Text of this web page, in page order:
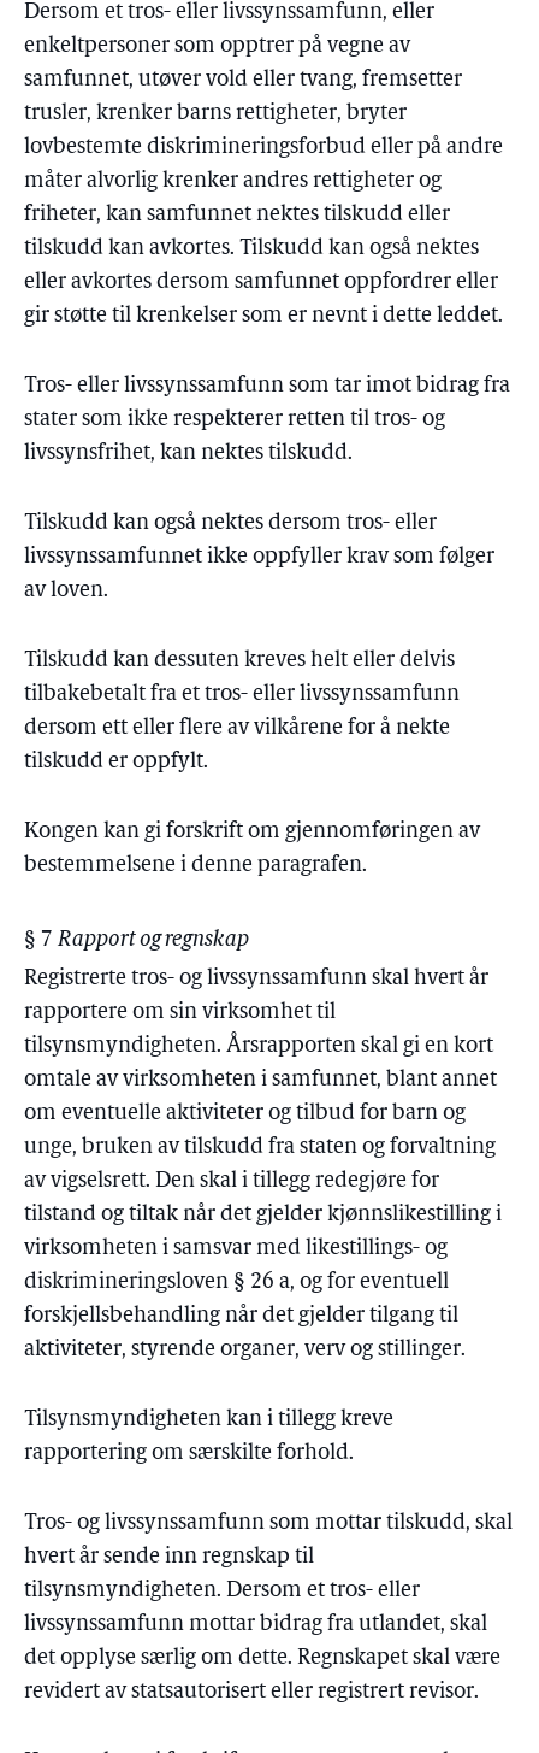
Dersom et tros- eller livssynssamfunn, eller
enkeltpersoner som opptrer på vegne av
samfunnet, utøver vold eller tvang, fremsetter
trusler, krenker barns rettigheter, bryter
lovbestemte diskrimineringsforbud eller på andre
måter alvorlig krenker andres rettigheter og
friheter, kan samfunnet nektes tilskudd eller
tilskudd kan avkortes. Tilskudd kan også nektes
eller avkortes dersom samfunnet oppfordrer eller
gir støtte til krenkelser som er nevnt i dette leddet.
Tros- eller livssynssamfunn som tar imot bidrag fra
stater som ikke respekterer retten til tros- og
livssynsfrihet, kan nektes tilskudd.
Tilskudd kan også nektes dersom tros- eller
livssynssamfunnet ikke oppfyller krav som følger
av loven.
Tilskudd kan dessuten kreves helt eller delvis
tilbakebetalt fra et tros- eller livssynssamfunn
dersom ett eller flere av vilkårene for å nekte
tilskudd er oppfylt.
Kongen kan gi forskrift om gjennomføringen av
bestemmelsene i denne paragrafen.
§ 7 Rapport og regnskap
Registrerte tros- og livssynssamfunn skal hvert år
rapportere om sin virksomhet til
tilsynsmyndigheten. Årsrapporten skal gi en kort
omtale av virksomheten i samfunnet, blant annet
om eventuelle aktiviteter og tilbud for barn og
unge, bruken av tilskudd fra staten og forvaltning
av vigselsrett. Den skal i tillegg redegjøre for
tilstand og tiltak når det gjelder kjønnslikestilling i
virksomheten i samsvar med likestillings- og
diskrimineringsloven § 26 a, og for eventuell
forskjellsbehandling når det gjelder tilgang til
aktiviteter, styrende organer, verv og stillinger.
Tilsynsmyndigheten kan i tillegg kreve
rapportering om særskilte forhold.
Tros- og livssynssamfunn som mottar tilskudd, skal
hvert år sende inn regnskap til
tilsynsmyndigheten. Dersom et tros- eller
livssynssamfunn mottar bidrag fra utlandet, skal
det opplyse særlig om dette. Regnskapet skal være
revidert av statsautorisert eller registrert revisor.